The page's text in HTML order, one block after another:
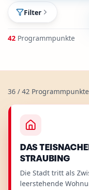
Filter
42 Programmpunkte
36 / 42 Programmpunkte
Details
Wohnen
DAS
STRAUBING
Die Stadt tritt als
leerstehende